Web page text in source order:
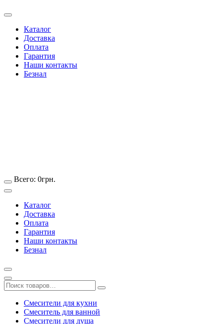
Каталог
Доставка
Оплата
Гарантия
Наши контакты
Безнал
Всего: 0грн.
Каталог
Доставка
Оплата
Гарантия
Наши контакты
Безнал
Смесители для кухни
Смеситель для ванной
Смесители для душа